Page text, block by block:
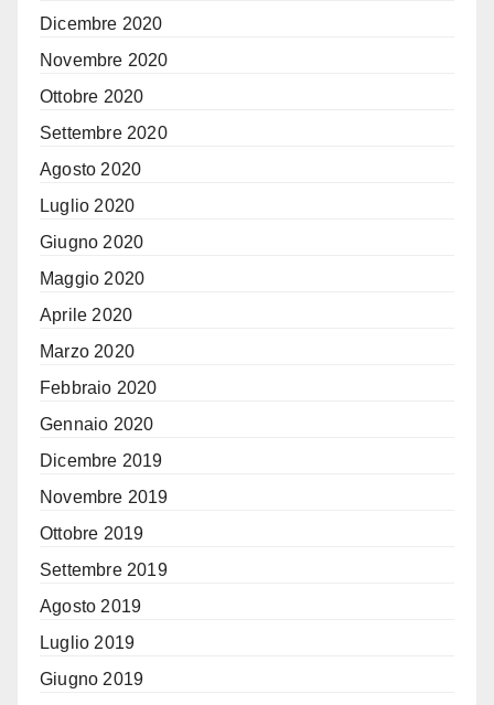
Dicembre 2020
Novembre 2020
Ottobre 2020
Settembre 2020
Agosto 2020
Luglio 2020
Giugno 2020
Maggio 2020
Aprile 2020
Marzo 2020
Febbraio 2020
Gennaio 2020
Dicembre 2019
Novembre 2019
Ottobre 2019
Settembre 2019
Agosto 2019
Luglio 2019
Giugno 2019